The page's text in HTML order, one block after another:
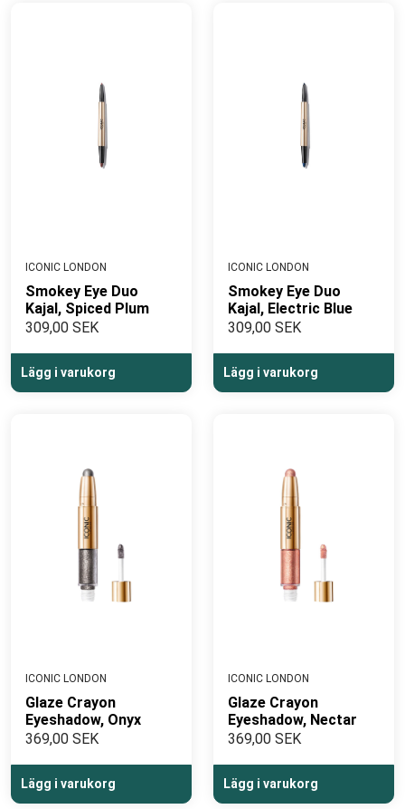
ICONIC LONDON
Smokey Eye Duo
Kajal, Spiced Plum
309,00 SEK
Lägg i varukorg
ICONIC LONDON
Smokey Eye Duo
Kajal, Electric Blue
309,00 SEK
Lägg i varukorg
ICONIC LONDON
Glaze Crayon
Eyeshadow, Onyx
369,00 SEK
Lägg i varukorg
ICONIC LONDON
Glaze Crayon
Eyeshadow, Nectar
369,00 SEK
Lägg i varukorg